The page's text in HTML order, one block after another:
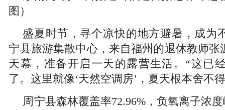
图）
盛夏时节，寻个凉快的地方避暑，成为
宁县旅游集散中心，来自福州的退休教师张
天幕，准备开启一天的露营生活。“这已
了。这里就像‘天然空调房’，夏天根本舍不
周宁县森林覆盖率72.96%，负氧离子浓